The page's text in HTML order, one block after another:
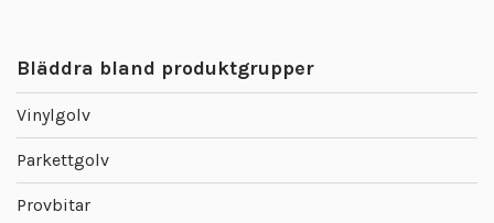
Bläddra bland produktgrupper
Vinylgolv
Parkettgolv
Provbitar